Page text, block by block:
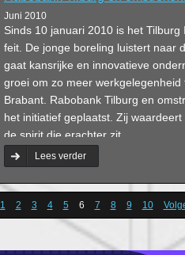
Juni 2010
Sinds 10 januari 2010 is het
feit. De jonge boreling luistert naar
gaat kansrijke en innovatieve
groei om zo meer
Brabant. Rabobank Tilburg en
het initiatief geplaatst. Zij
de spirit die erachter zit.
Lees verder
1 2 3 4 5 6 7 8 9 10